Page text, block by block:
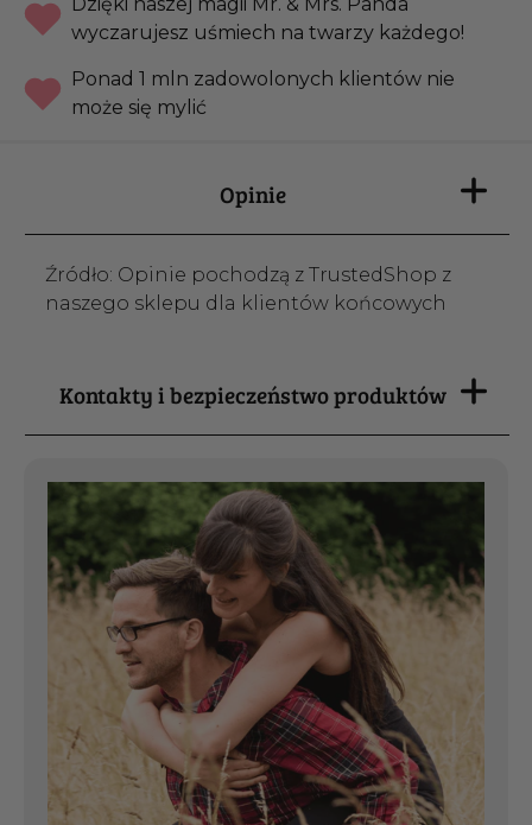
wyczarujesz uśmiech na twarzy każdego!
Ponad 1 mln zadowolonych klientów nie
może się mylić
Opinie
Źródło: Opinie pochodzą z TrustedShop z
naszego sklepu dla klientów końcowych
Kontakty i bezpieczeństwo produktów